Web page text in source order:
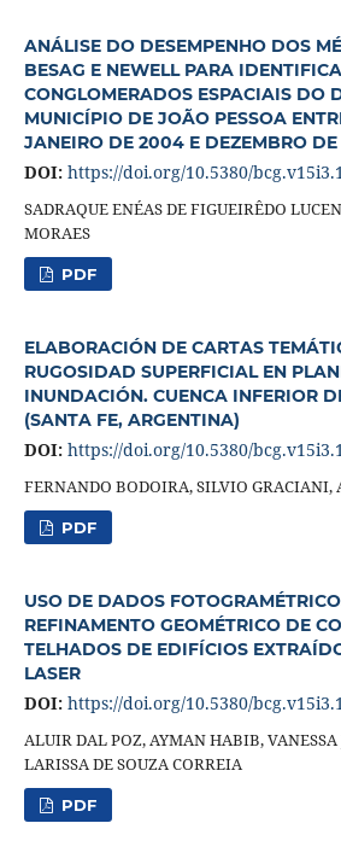
ANÁLISE DO DESEMPENHO DOS
BESAG E NEWELL PARA
CONGLOMERADOS ESPACIAIS DO
MUNICÍPIO DE JOÃO PESSOA
JANEIRO DE 2004 E DEZEMBRO
DOI: https://doi.org/10.5380/
SADRAQUE ENÉAS DE FIGUEIRÊDO
MORAES
PDF
ELABORACIÓN DE CARTAS
RUGOSIDAD SUPERFICIAL EN
INUNDACIÓN. CUENCA INFERIOR
(SANTA FE, ARGENTINA)
DOI: https://doi.org/10.5380/
FERNANDO BODOIRA, SILVIO GRACIANI,
PDF
USO DE DADOS
REFINAMENTO GEOMÉTRICO DE
TELHADOS DE EDIFÍCIOS
LASER
DOI: https://doi.org/10.5380/
ALUIR DAL POZ, AYMAN HABIB,
LARISSA DE SOUZA CORREIA
PDF